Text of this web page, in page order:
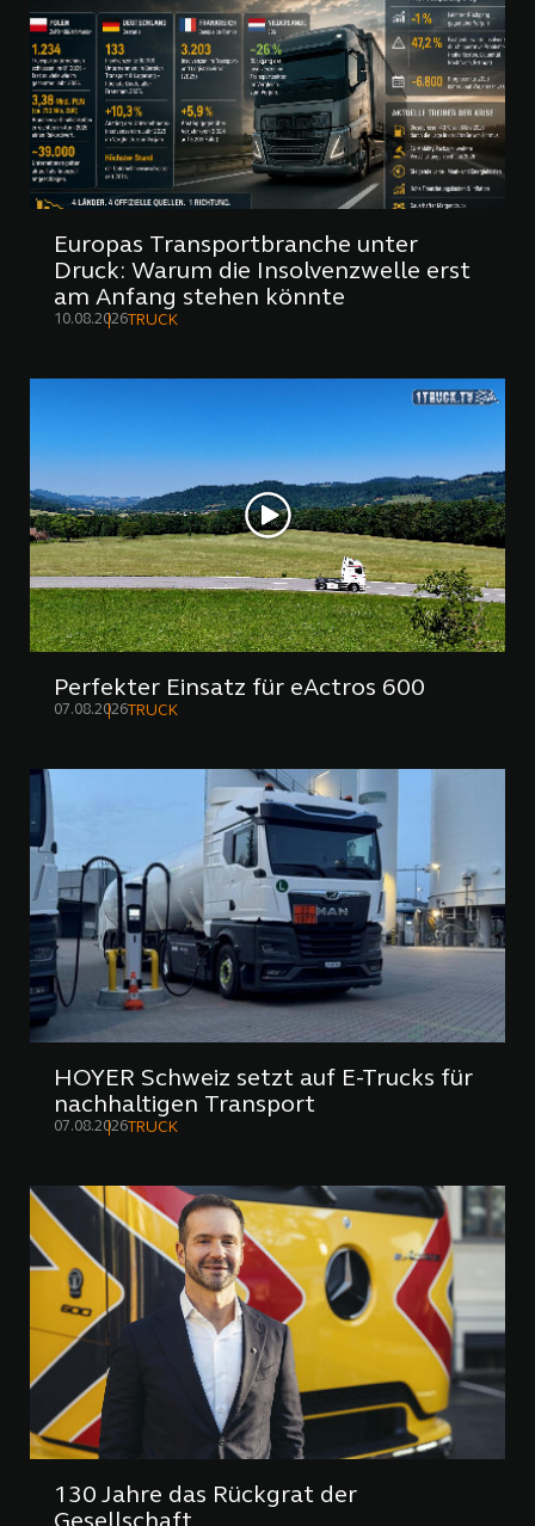
Europas Transportbranche unter
Druck: Warum die Insolvenzwelle erst
am Anfang stehen könnte
10.08.2026 TRUCK
Perfekter Einsatz für eActros 600
07.08.2026 TRUCK
HOYER Schweiz setzt auf E-Trucks für
nachhaltigen Transport
07.08.2026 TRUCK
130 Jahre das Rückgrat der